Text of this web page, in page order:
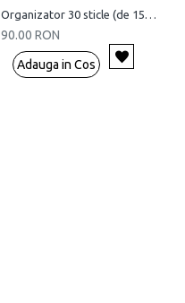
Organizator 30 sticle (de 15 ml)
90.00 RON
Adauga in Cos